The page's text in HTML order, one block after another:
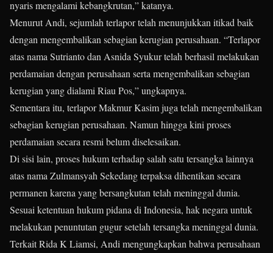
nyaris mengalami kebangkrutan,” katanya.
Menurut Andi, sejumlah terlapor telah menunjukkan itikad baik
dengan mengembalikan sebagian kerugian perusahaan. “Terlapor
atas nama Sutrianto dan Asnida Syukur telah berhasil melakukan
perdamaian dengan perusahaan serta mengembalikan sebagian
kerugian yang dialami Riau Pos,” ungkapnya.
Sementara itu, terlapor Makmur Kasim juga telah mengembalikan
sebagian kerugian perusahaan. Namun hingga kini proses
perdamaian secara resmi belum diselesaikan.
Di sisi lain, proses hukum terhadap salah satu tersangka lainnya
atas nama Zulmansyah Sekedang terpaksa dihentikan secara
permanen karena yang bersangkutan telah meninggal dunia.
Sesuai ketentuan hukum pidana di Indonesia, hak negara untuk
melakukan penuntutan gugur setelah tersangka meninggal dunia.
Terkait Rida K Liamsi, Andi mengungkapkan bahwa perusahaan